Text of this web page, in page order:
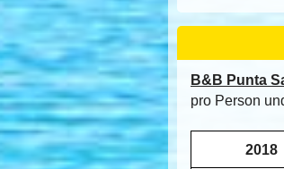
B&B Punta
pro Person
2018